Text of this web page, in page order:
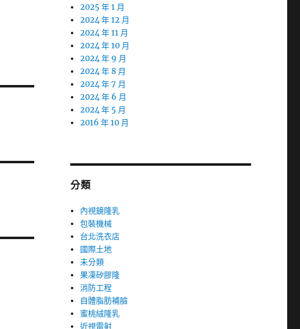
2025 年 1 月
2024 年 12 月
2024 年 11 月
2024 年 10 月
2024 年 9 月
2024 年 8 月
2024 年 7 月
2024 年 6 月
2024 年 5 月
2016 年 10 月
分類
內視鏡隆乳
包裝機械
台北洗衣店
國際土地
未分類
果凍矽膠隆
消防工程
自體脂肪補臉
蜜桃絨隆乳
近視雷射